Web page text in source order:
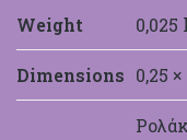
Weight 0,025
Dimensions 0,25 ×